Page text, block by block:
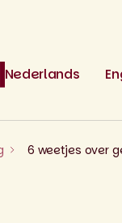
Nederlands
6 weetjes over